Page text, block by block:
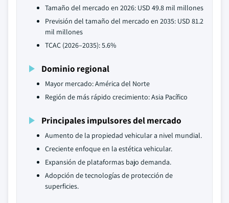
Tamaño del mercado en 2026: USD 49.8 mil millones
Previsión del tamaño del mercado en 2035: USD 81.2
mil millones
TCAC (2026–2035): 5.6%
Dominio regional
Mayor mercado: América del Norte
Región de más rápido crecimiento: Asia Pacífico
Principales impulsores del mercado
Aumento de la propiedad vehicular a nivel mundial.
Creciente enfoque en la estética vehicular.
Expansión de plataformas bajo demanda.
Adopción de tecnologías de protección de
superficies.